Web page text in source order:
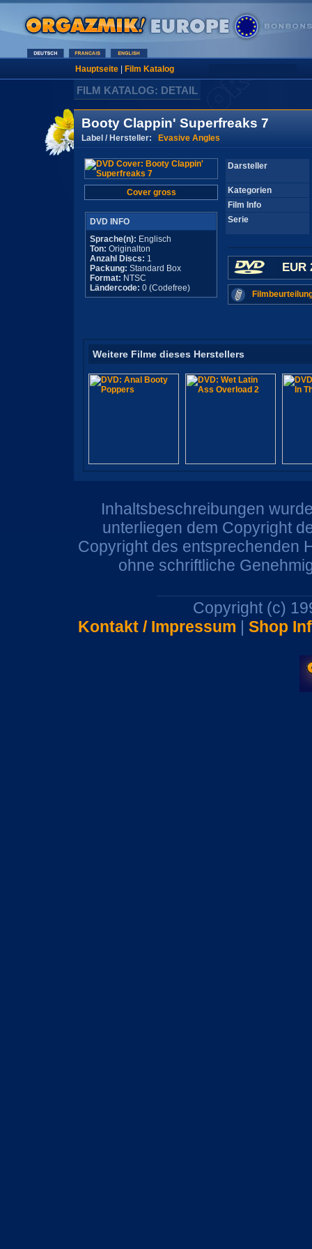
Hauptseite| Film Katalog
FILM KATALOG: DETAIL
Booty Clappin' Superfreaks 7
Label / Hersteller: Evasive Angles
Cover gross
DVD INFO
Sprache(n): Englisch
Ton: Originalton
Anzahl Discs: 1
Packung: Standard Box
Format: NTSC
Ländercode: 0 (Codefree)
Darsteller
Kategorien
Film Info
Serie
EUR
Weitere Filme dieses Herstellers
Inhaltsbeschreibungen
unterliegen dem Copyright
Copyright des entsprechenden
ohne schriftliche
Copyright (c)
Kontakt / Impressum | Shop